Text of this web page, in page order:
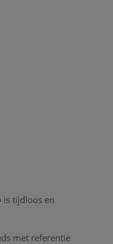
is tijdloos en
met referentie